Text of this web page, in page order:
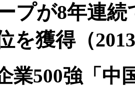
プが8年連
を獲得（
業500強「